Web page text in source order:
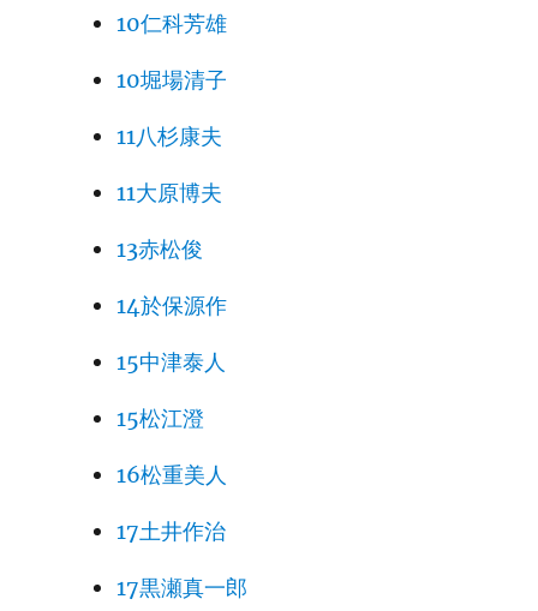
10仁科芳雄
10堀場清子
11八杉康夫
11大原博夫
13赤松俊
14於保源作
15中津泰人
15松江澄
16松重美人
17土井作治
17黒瀬真一郎